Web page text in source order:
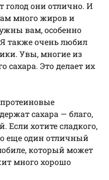
голод они отлично. И
много жиров и
вам, особенно
также очень любил
Увы, многие из
сахара. Это делает их
сахара — благо,
Если хотите сладкого,
еще один отличный
который может
много хорошо